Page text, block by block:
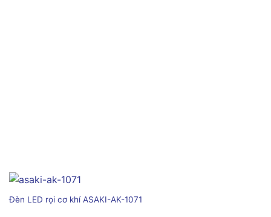
Đèn LED rọi cơ khí ASAKI-AK-1071